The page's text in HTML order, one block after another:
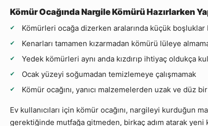
Kömür Ocağında Nargile Kömürü Hazırlarken
Kömürleri ocağa dizerken aralarında küçük boşluklar
Kenarları tamamen kızarmadan kömürü lüleye
Yedek kömürleri aynı anda kızdırıp ihtiyaç oldukça
Ocak yüzeyi soğumadan temizlemeye çalışmamak
Kömür ocağını, yanıcı malzemelerden uzak ve düz
Ev kullanıcıları için kömür ocağını, nargileyi kurduğun
gerektiğinde mutfağa gitmeden, birkaç adım atarak